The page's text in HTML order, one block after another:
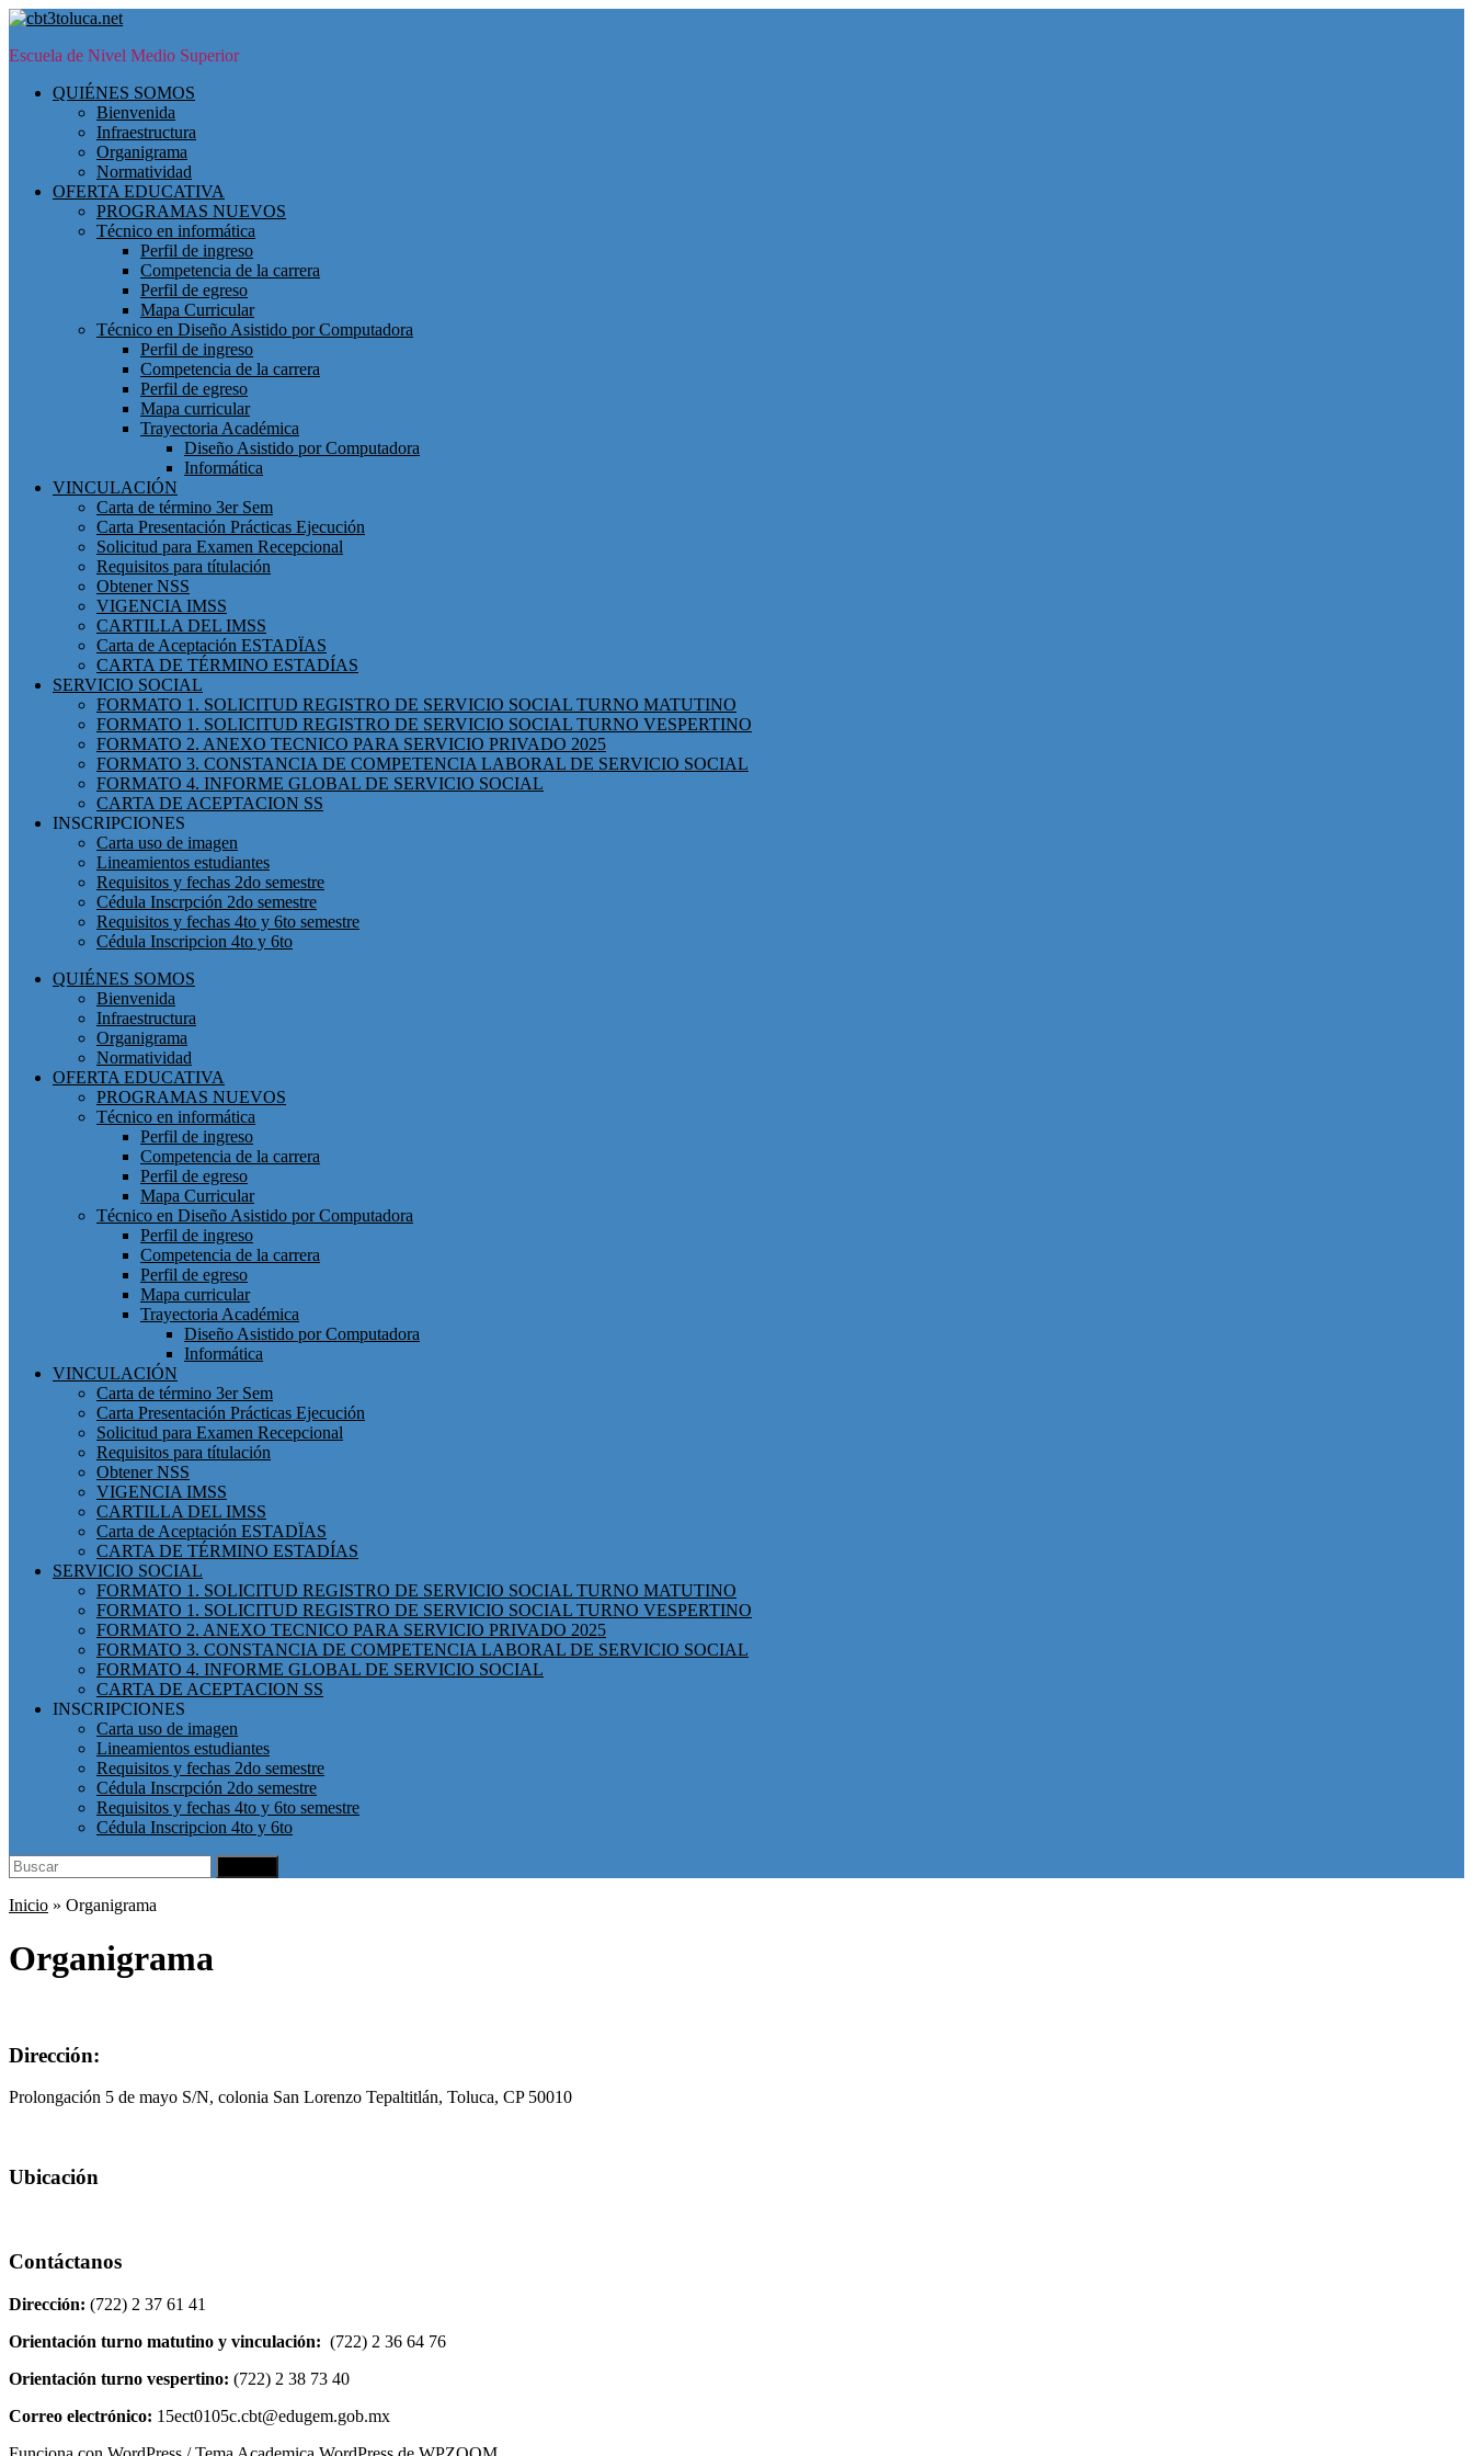
Skip
main
Escuela de Nivel Medio Superior
ToggleQUIÉNES SOMOS
Bienvenida
Infraestructura
Organigrama
Normatividad
OFERTA EDUCATIVA
PROGRAMAS NUEVOS
Técnico en informática
Perfil de ingreso
Competencia de la carrera
Perfil de egreso
Mapa Curricular
Técnico en Diseño Asistido por Computadora
Perfil de ingreso
Competencia de la carrera
Perfil de egreso
Mapa curricular
Trayectoria Académica
Diseño Asistido por Computadora
Informática
VINCULACIÓN
Carta de término 3er Sem
Carta Presentación Prácticas Ejecución
Solicitud para Examen Recepcional
Requisitos para títulación
Obtener NSS
VIGENCIA IMSS
CARTILLA DEL IMSS
Carta de Aceptación ESTADÏAS
CARTA DE TÉRMINO ESTADÍAS
SERVICIO SOCIAL
FORMATO 1. SOLICITUD REGISTRO DE SERVICIO SOCIAL TURNO MATUTINO
FORMATO 1. SOLICITUD REGISTRO DE SERVICIO SOCIAL TURNO VESPERTINO
FORMATO 2. ANEXO TECNICO PARA SERVICIO PRIVADO 2025
FORMATO 3. CONSTANCIA DE COMPETENCIA LABORAL DE SERVICIO SOCIAL
FORMATO 4. INFORME GLOBAL DE SERVICIO SOCIAL
CARTA DE ACEPTACION SS
INSCRIPCIONES
Carta uso de imagen
Lineamientos estudiantes
Requisitos y fechas 2do semestre
Cédula Inscrpción 2do semestre
Requisitos y fechas 4to y 6to semestre
Cédula Inscripcion 4to y 6to
QUIÉNES SOMOS
Bienvenida
Infraestructura
Organigrama
Normatividad
OFERTA EDUCATIVA
PROGRAMAS NUEVOS
Técnico en informática
Perfil de ingreso
Competencia de la carrera
Perfil de egreso
Mapa Curricular
Técnico en Diseño Asistido por Computadora
Perfil de ingreso
Competencia de la carrera
Perfil de egreso
Mapa curricular
Trayectoria Académica
Diseño Asistido por Computadora
Informática
VINCULACIÓN
Carta de término 3er Sem
Carta Presentación Prácticas Ejecución
Solicitud para Examen Recepcional
Requisitos para títulación
Obtener NSS
VIGENCIA IMSS
CARTILLA DEL IMSS
Carta de Aceptación ESTADÏAS
CARTA DE TÉRMINO ESTADÍAS
SERVICIO SOCIAL
FORMATO 1. SOLICITUD REGISTRO DE SERVICIO SOCIAL TURNO MATUTINO
FORMATO 1. SOLICITUD REGISTRO DE SERVICIO SOCIAL TURNO VESPERTINO
FORMATO 2. ANEXO TECNICO PARA SERVICIO PRIVADO 2025
FORMATO 3. CONSTANCIA DE COMPETENCIA LABORAL DE SERVICIO SOCIAL
FORMATO 4. INFORME GLOBAL DE SERVICIO SOCIAL
CARTA DE ACEPTACION SS
INSCRIPCIONES
Carta uso de imagen
Lineamientos estudiantes
Requisitos y fechas 2do semestre
Cédula Inscrpción 2do semestre
Requisitos y fechas 4to y 6to semestre
Cédula Inscripcion 4to y 6to
Search
for:
Inicio » Organigrama
Organigrama
Dirección:
Prolongación 5 de mayo S/N, colonia San Lorenzo Tepaltitlán, Toluca, CP 50010
Ubicación
Contáctanos
Dirección: (722) 2 37 61 41
Orientación turno matutino y vinculación: (722) 2 36 64 76
Orientación turno vespertino: (722) 2 38 73 40
Correo electrónico: 15ect0105c.cbt@edugem.gob.mx